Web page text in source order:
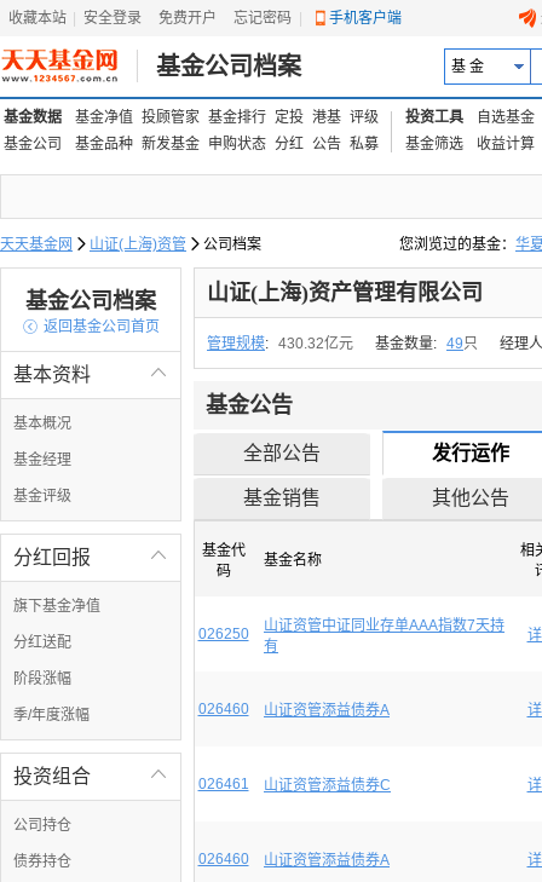
收藏本站 安全登录 免费开户 忘记密码 手机客户端
基金公司档案 基 金
基金数据 基金净值 投顾管家 基金排行 定投 港基 评级
基金公司
基金品种 新发基金 申购状态 分红 公告 私募
投资工具
自选基金
基金筛选
收益计算
天天基金网  山证(上海)资管  公司档案 您浏览过的基金： 华
易方达上证中盘ETF联
基金公司档案
 返回基金公司首页

基本资料
基本概况
基金经理
基金评级

分红回报
旗下基金净值
分红送配
阶段涨幅
季/年度涨幅

投资组合
公司持仓
债券持仓
山证(上海)资产管理有限公司
管理规模: 430.32亿元 基金数量: 49只 经理
基金公告
全部公告 发行运作
基金销售 其他公告
基金代
码
基金名称
相
026250
山证资管中证同业存单AAA指数7天持
有
026460 山证资管添益债券A
026461 山证资管添益债券C
026460 山证资管添益债券A